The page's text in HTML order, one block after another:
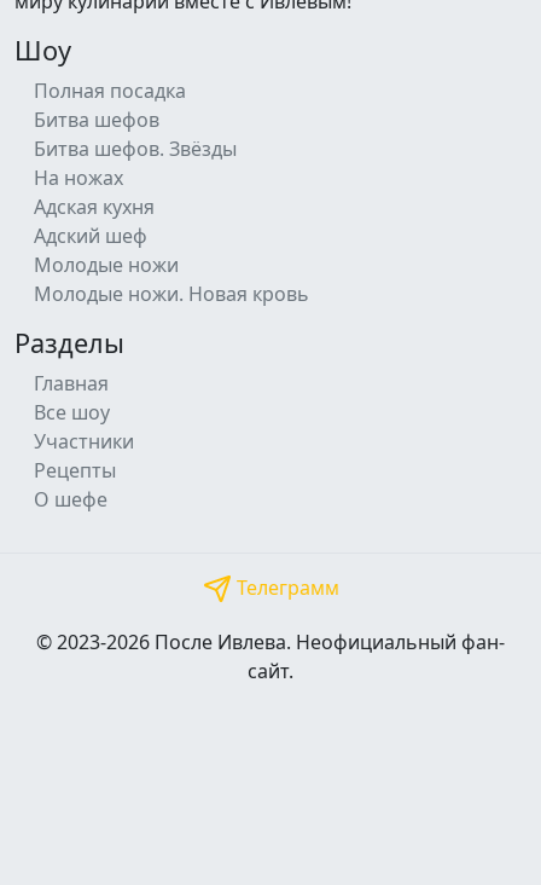
Шоу
Полная посадка
Битва шефов
Битва шефов. Звёзды
На ножах
Адская кухня
Адский шеф
Молодые ножи
Молодые ножи. Новая кровь
Разделы
Главная
Все шоу
Участники
Рецепты
О шефе
Телеграмм
© 2023-2026 После Ивлева. Неофициальный фан-
сайт.